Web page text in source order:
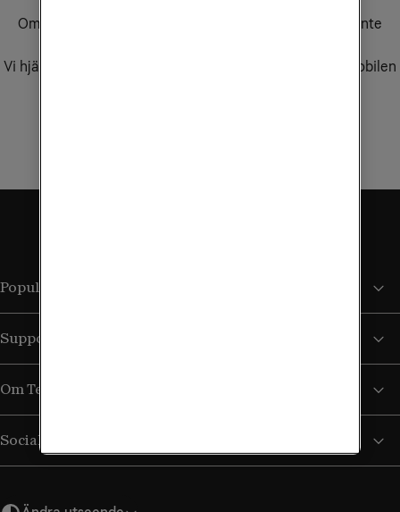
Om du upptäcker att ditt bredband eller din tv-tjänst inte
Vi hjälper dig och ser till att du får obegränsad surf på mobilen
Populära sidor
Support
Om Tele2
Sociala medier